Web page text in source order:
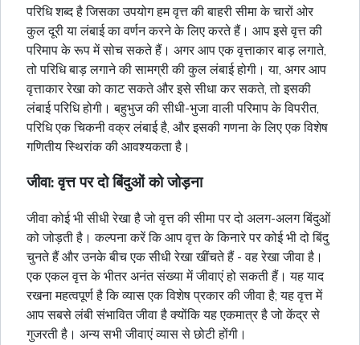
परिधि शब्द है जिसका उपयोग हम वृत्त की बाहरी सीमा के चारों ओर
कुल दूरी या लंबाई का वर्णन करने के लिए करते हैं। आप इसे वृत्त की
परिमाप के रूप में सोच सकते हैं। अगर आप एक वृत्ताकार बाड़ लगाते,
तो परिधि बाड़ लगाने की सामग्री की कुल लंबाई होगी। या, अगर आप
वृत्ताकार रेखा को काट सकते और इसे सीधा कर सकते, तो इसकी
लंबाई परिधि होगी।बहुभुजकी सीधी-भुजा वाली परिमाप के विपरीत,
परिधि एक चिकनी वक्र लंबाई है, और इसकी गणना के लिए एक विशेष
गणितीय स्थिरांक की आवश्यकता है।
जीवा: वृत्त पर दो बिंदुओं को जोड़ना
जीवा कोई भी सीधी रेखा है जो वृत्त की सीमा पर दो अलग-अलग बिंदुओं
को जोड़ती है। कल्पना करें कि आप वृत्त के किनारे पर कोई भी दो बिंदु
चुनते हैं और उनके बीच एक सीधी रेखा खींचते हैं - वह रेखा जीवा है।
एक एकल वृत्त के भीतर अनंत संख्या में जीवाएं हो सकती हैं। यह याद
रखना महत्वपूर्ण है कि व्यास एक विशेष प्रकार की जीवा है; यह वृत्त में
आप सबसे लंबी संभावित जीवा है क्योंकि यह एकमात्र है जो केंद्र से
गुजरती है। अन्य सभी जीवाएं व्यास से छोटी होंगी।